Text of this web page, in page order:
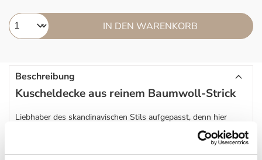
IN DEN WARENKORB
Beschreibung
Kuscheldecke aus reinem Baumwoll-Strick
Liebhaber des skandinavischen Stils aufgepasst, denn hier
Marc O'Polo